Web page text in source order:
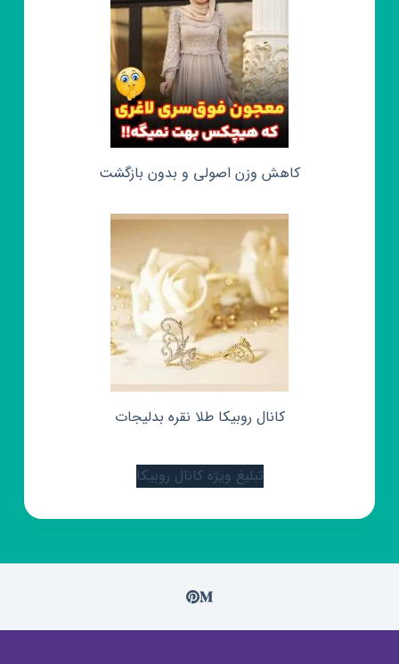
کاهش وزن اصولی و بدون بازگشت
کانال روبیکا طلا نقره بدلیجات
تبلیغ ویژه کانال روبیکا